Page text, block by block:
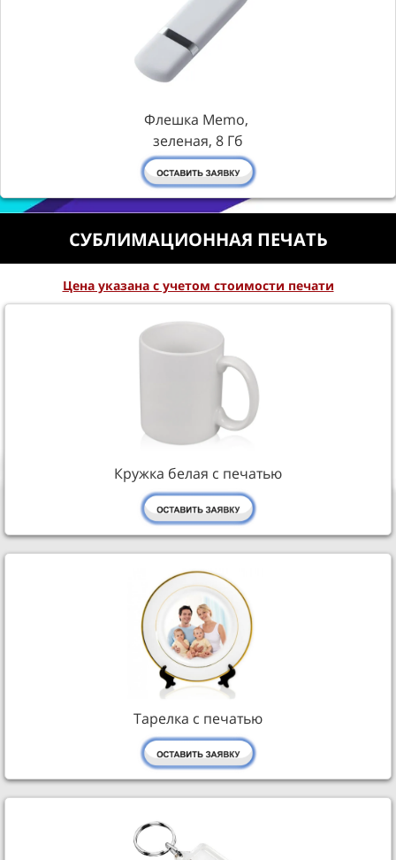
Флешка Memo,
зеленая, 8 Гб
СУБЛИМАЦИОННАЯ ПЕЧАТЬ
Цена указана с учетом стоимости печати
Кружка белая с печатью
Тарелка с печатью